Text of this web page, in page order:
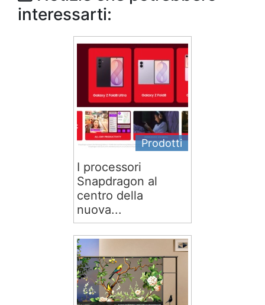
interessarti:
Prodotti
I processori
Snapdragon al
centro della
nuova...